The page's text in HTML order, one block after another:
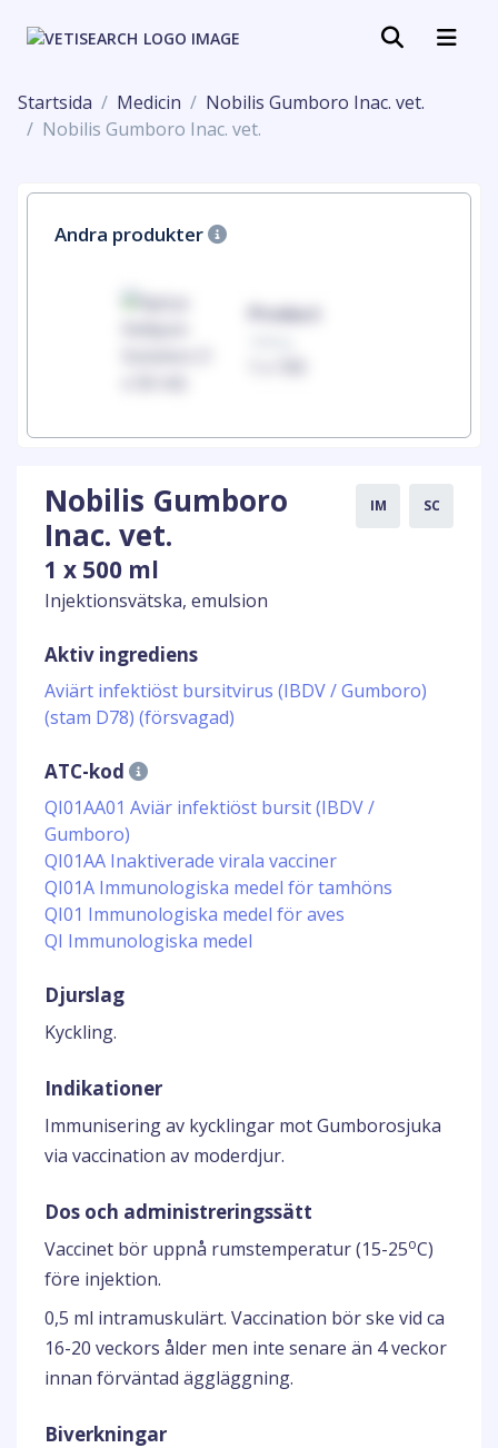
Startsida Medicin
Nobilis Gumboro Inac. vet.
Nobilis Gumboro Inac. vet.
Andra produkter
Product
Nobilis Gumboro
Inac. vet.
1 x 500 ml
Injektionsvätska, emulsion
IM SC
Aktiv ingrediens
Aviärt infektiöst bursitvirus (IBDV / Gumboro)
(stam D78) (försvagad)
ATC-kod
QI01AA01 Aviär infektiöst bursit (IBDV /
Gumboro)
QI01AA Inaktiverade virala vacciner
QI01A Immunologiska medel för tamhöns
QI01 Immunologiska medel för aves
QI Immunologiska medel
Djurslag
Kyckling.
Indikationer
Immunisering av kycklingar mot Gumborosjuka
via vaccination av moderdjur.
Dos och administreringssätt
Vaccinet bör uppnå rumstemperatur (15-25oC)
före injektion.
0,5 ml intramuskulärt. Vaccination bör ske vid ca
16-20 veckors ålder men inte senare än 4 veckor
innan förväntad äggläggning.
Biverkningar